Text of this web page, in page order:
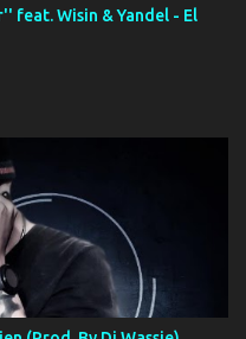
feat. Wisin & Yandel - El